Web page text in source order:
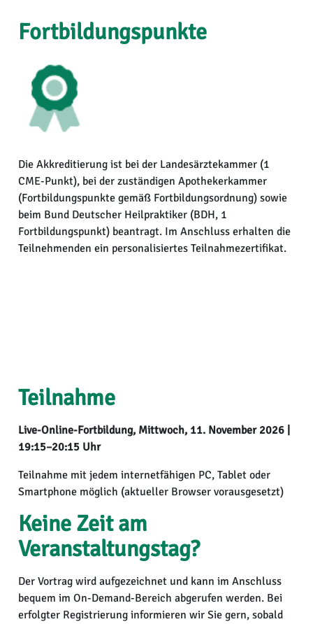
Fortbildungspunkte
Die Akkreditierung ist bei der Landesärztekammer (1
CME-Punkt), bei der zuständigen Apothekerkammer
(Fortbildungspunkte gemäß Fortbildungsordnung) sowie
beim Bund Deutscher Heilpraktiker (BDH, 1
Fortbildungspunkt) beantragt. Im Anschluss erhalten die
Teilnehmenden ein personalisiertes Teilnahmezertifikat.
Teilnahme
Live-Online-Fortbildung, Mittwoch, 11. November 2026 |
19:15–20:15 Uhr
Teilnahme mit jedem internetfähigen PC, Tablet oder
Smartphone möglich (aktueller Browser vorausgesetzt)
Keine Zeit am
Veranstaltungstag?
Der Vortrag wird aufgezeichnet und kann im Anschluss
bequem im On-Demand-Bereich abgerufen werden. Bei
erfolgter Registrierung informieren wir Sie gern, sobald